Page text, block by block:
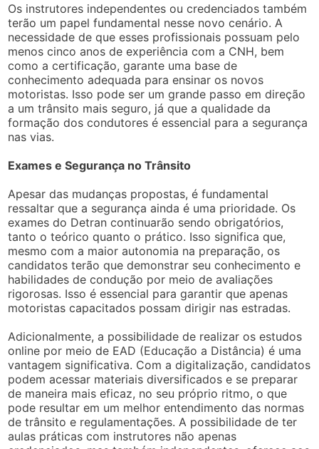
Os instrutores independentes ou credenciados também
terão um papel fundamental nesse novo cenário. A
necessidade de que esses profissionais possuam pelo
menos cinco anos de experiência com a CNH, bem
como a certificação, garante uma base de
conhecimento adequada para ensinar os novos
motoristas. Isso pode ser um grande passo em direção
a um trânsito mais seguro, já que a qualidade da
formação dos condutores é essencial para a segurança
nas vias.
Exames e Segurança no Trânsito
Apesar das mudanças propostas, é fundamental
ressaltar que a segurança ainda é uma prioridade. Os
exames do Detran continuarão sendo obrigatórios,
tanto o teórico quanto o prático. Isso significa que,
mesmo com a maior autonomia na preparação, os
candidatos terão que demonstrar seu conhecimento e
habilidades de condução por meio de avaliações
rigorosas. Isso é essencial para garantir que apenas
motoristas capacitados possam dirigir nas estradas.
Adicionalmente, a possibilidade de realizar os estudos
online por meio de EAD (Educação a Distância) é uma
vantagem significativa. Com a digitalização, candidatos
podem acessar materiais diversificados e se preparar
de maneira mais eficaz, no seu próprio ritmo, o que
pode resultar em um melhor entendimento das normas
de trânsito e regulamentações. A possibilidade de ter
aulas práticas com instrutores não apenas